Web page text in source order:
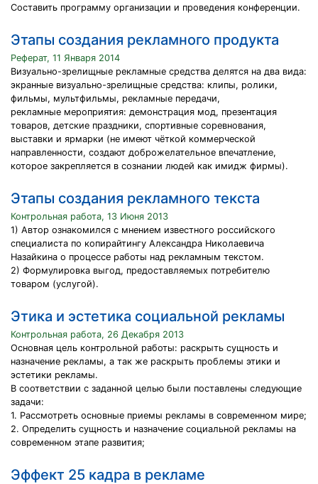
Составить программу организации и проведения конференции.
Этапы создания рекламного продукта
Реферат, 11 Января 2014
Визуально-зрелищные рекламные средства делятся на два вида:
экранные визуально-зрелищные средства: клипы, ролики,
фильмы, мультфильмы, рекламные передачи,
рекламные мероприятия: демонстрация мод, презентация
товаров, детские праздники, спортивные соревнования,
выставки и ярмарки (не имеют чёткой коммерческой
направленности, создают доброжелательное впечатление,
которое закрепляется в сознании людей как имидж фирмы).
Этапы создания рекламного текста
Контрольная работа, 13 Июня 2013
1) Автор ознакомился с мнением известного российского
специалиста по копирайтингу Александра Николаевича
Назайкина о процессе работы над рекламным текстом.
2) Формулировка выгод, предоставляемых потребителю
товаром (услугой).
Этика и эстетика социальной рекламы
Контрольная работа, 26 Декабря 2013
Основная цель контрольной работы: раскрыть сущность и
назначение рекламы, а так же раскрыть проблемы этики и
эстетики рекламы.
В соответствии с заданной целью были поставлены следующие
задачи:
1. Рассмотреть основные приемы рекламы в современном мире;
2. Определить сущность и назначение социальной рекламы на
современном этапе развития;
Эффект 25 кадра в рекламе